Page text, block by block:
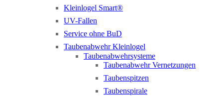
Kleinlogel Smart®
UV-Fallen
Service ohne BuD
Taubenabwehr Kleinlogel
Taubenabwehrsysteme
Taubenabwehr Vernetzungen
Taubenspitzen
Taubenspirale